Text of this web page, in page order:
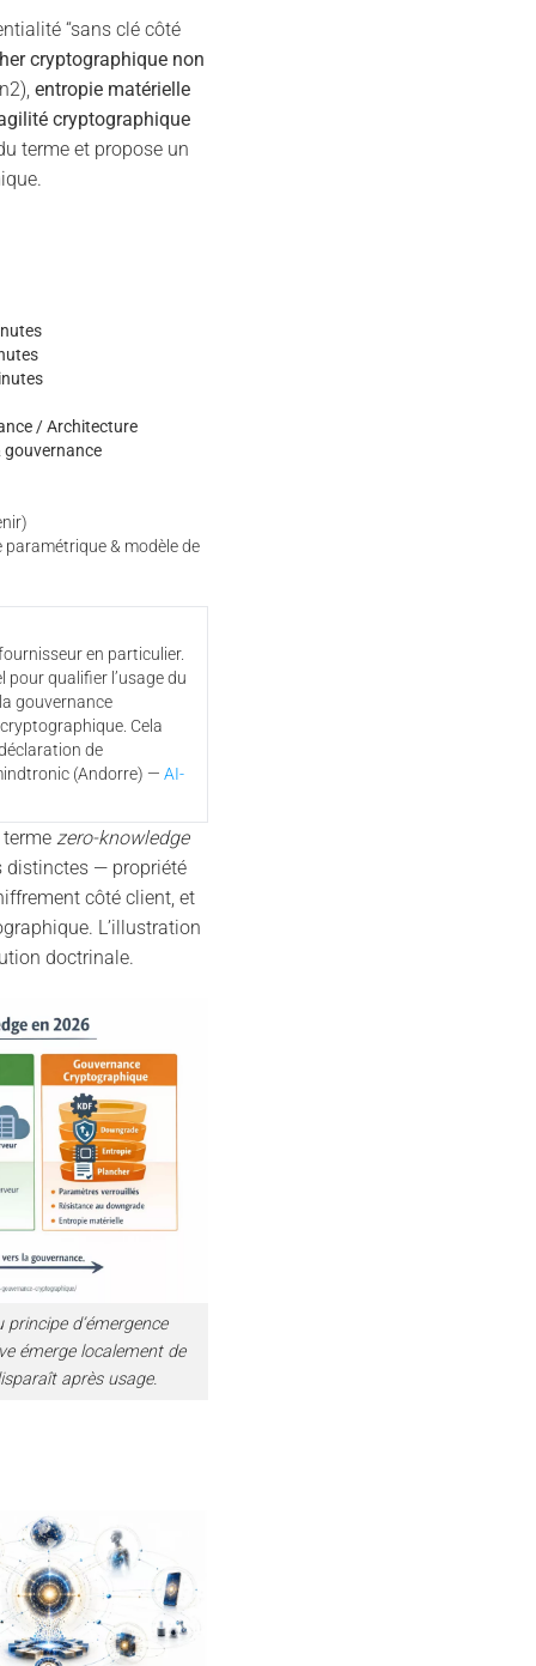
“sans clé côté
cryptographique non
entropie matérielle
cryptographique
terme et propose un
/ Architecture
paramétrique & modèle de
en particulier.
pour qualifier l’usage du
gouvernance
Cela
de
(Andorre) — AI-
terme zero-knowledge
distinctes — propriété
côté client, et
L’illustration
doctrinale.
d’émergence
émerge localement de
après usage.